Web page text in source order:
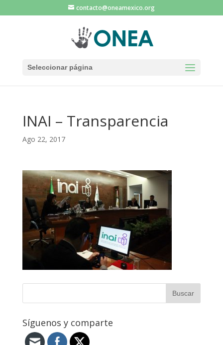
contacto@oneamexico.org
Seleccionar página
INAI – Transparencia
Ago 22, 2017
Síguenos y comparte